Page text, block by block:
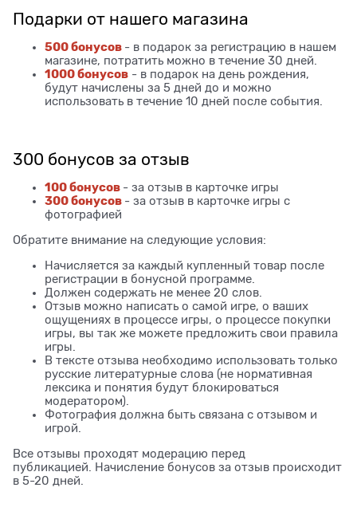
Подарки от нашего магазина
500 бонусов - в подарок за регистрацию в нашем
магазине, потратить можно в течение 30 дней.
1000 бонусов - в подарок на день рождения,
будут начислены за 5 дней до и можно
использовать в течение 10 дней после события.
300 бонусов за отзыв
100 бонусов - за отзыв в карточке игры
300 бонусов - за отзыв в карточке игры с
фотографией
Обратите внимание на следующие условия:
Начисляется за каждый купленный товар после
регистрации в бонусной программе.
Должен содержать не менее 20 слов.
Отзыв можно написать о самой игре, о ваших
ощущениях в процессе игры, о процессе покупки
игры, вы так же можете предложить свои правила
игры.
В тексте отзыва необходимо использовать только
русские литературные слова (не нормативная
лексика и понятия будут блокироваться
модератором).
Фотография должна быть связана с отзывом и
игрой.
Все отзывы проходят модерацию перед
публикацией. Начисление бонусов за отзыв происходит
в 5-20 дней.